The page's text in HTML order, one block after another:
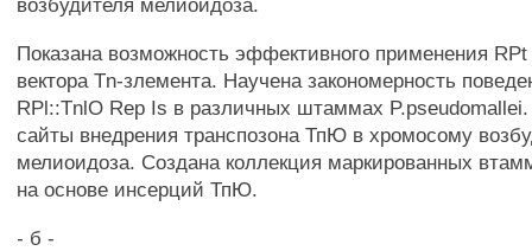
возбудителя мелиоидоза.
Показана возможность эффективного применения RPt
вектора Tn-злемента. Научена закономерность
RPl::TnlO Rep Is в различных штаммах
сайты внедрения транспозона ТпЮ в хромосому
мелиоидоза. Создана коллекция маркированных
на основе инсерций ТпЮ.
- б -